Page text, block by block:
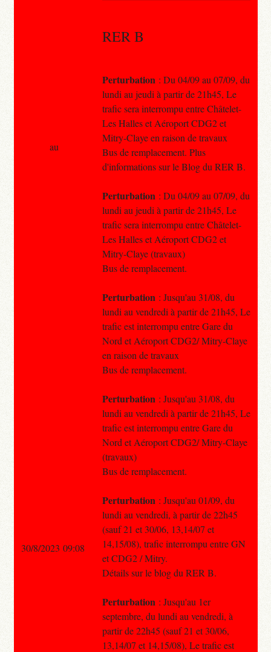
RER B
Perturbation : Du 04/09 au 07/09, du
lundi au jeudi à partir de 21h45, Le
trafic sera interrompu entre Châtelet-
Les Halles et Aéroport CDG2 et
Mitry-Claye en raison de travaux
Bus de remplacement. Plus
d'informations sur le Blog du RER B.
Perturbation : Du 04/09 au 07/09, du
lundi au jeudi à partir de 21h45, Le
trafic sera interrompu entre Châtelet-
Les Halles et Aéroport CDG2 et
Mitry-Claye (travaux)
Bus de remplacement.
Perturbation : Jusqu'au 31/08, du
lundi au vendredi à partir de 21h45, Le
trafic est interrompu entre Gare du
Nord et Aéroport CDG2/ Mitry-Claye
en raison de travaux
Bus de remplacement.
Perturbation : Jusqu'au 31/08, du
lundi au vendredi à partir de 21h45, Le
trafic est interrompu entre Gare du
Nord et Aéroport CDG2/ Mitry-Claye
(travaux)
Bus de remplacement.
Perturbation : Jusqu'au 01/09, du
lundi au vendredi, à partir de 22h45
(sauf 21 et 30/06, 13,14/07 et
14,15/08), trafic interrompu entre GN
et CDG2 / Mitry.
Détails sur le blog du RER B.
Perturbation : Jusqu'au 1er
septembre, du lundi au vendredi, à
partir de 22h45 (sauf 21 et 30/06,
13,14/07 et 14,15/08), Le trafic est
au
30/8/2023 09:08